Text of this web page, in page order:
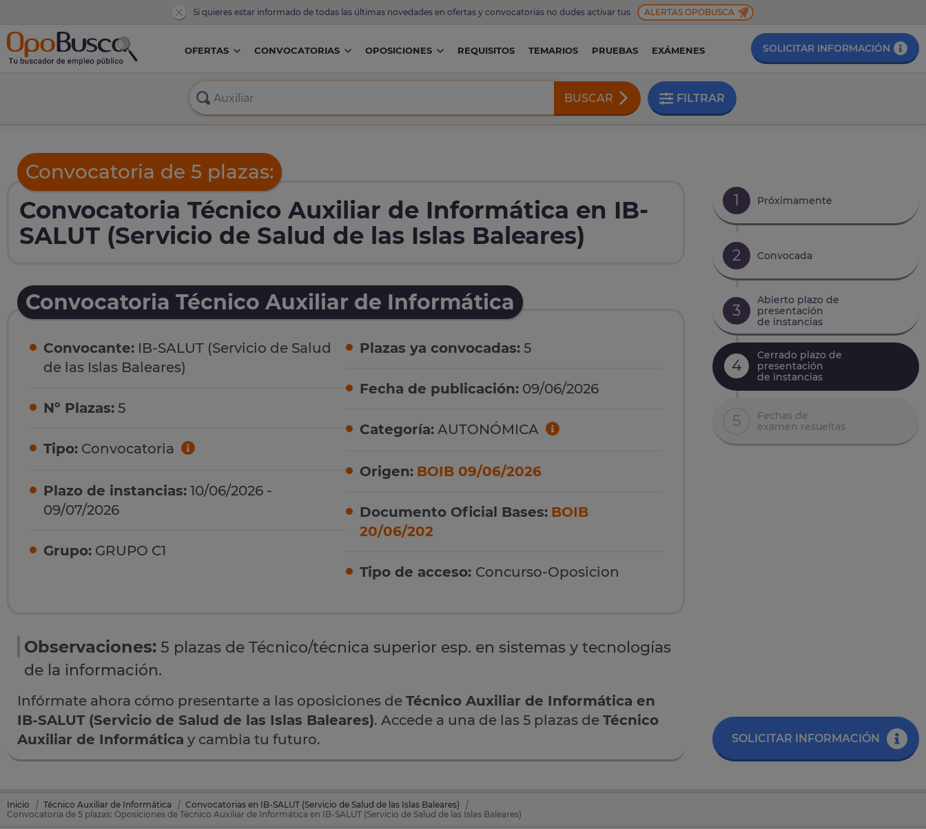
Si quieres estar informado de todas las últimas novedades en ofertas y convocatorias no dudes activar tus ALERTAS OPOBUSCA
OFERTAS CONVOCATORIAS OPOSICIONES REQUISITOS TEMARIOS PRUEBAS EXÁMENES SOLICITAR INFORMACIÓN
BUSCAR FILTRAR
Convocatoria de 5 plazas:
Convocatoria Técnico Auxiliar de Informática en IB-
SALUT (Servicio de Salud de las Islas Baleares)
Convocatoria Técnico Auxiliar de Informática
Convocante: IB-SALUT (Servicio de Salud
de las Islas Baleares)
Nº Plazas: 5
Tipo: Convocatoria
Plazo de instancias: 10/06/2026 -
09/07/2026
Grupo: GRUPO C1
Plazas ya convocadas: 5
Fecha de publicación: 09/06/2026
Categoría: AUTONÓMICA
Origen: BOIB 09/06/2026
Documento Oficial Bases: BOIB
20/06/202
Tipo de acceso: Concurso-Oposicion
Observaciones: 5 plazas de Técnico/técnica superior esp. en sistemas y tecnologías
de la información.
Infórmate ahora cómo presentarte a las oposiciones de Técnico Auxiliar de Informática en
IB-SALUT (Servicio de Salud de las Islas Baleares). Accede a una de las 5 plazas de Técnico
Auxiliar de Informática y cambia tu futuro.
1 Próximamente
2 Convocada
3
Abierto plazo de
presentación
de instancias
4
Cerrado plazo de
presentación
de instancias
5
Fechas de
examen resueltas
SOLICITAR INFORMACIÓN
Inicio Técnico Auxiliar de Informática
Convocatorias en IB-SALUT (Servicio de Salud de las Islas Baleares)
Convocatoria de 5 plazas: Oposiciones de Técnico Auxiliar de Informática en IB-SALUT (Servicio de Salud de las Islas Baleares)